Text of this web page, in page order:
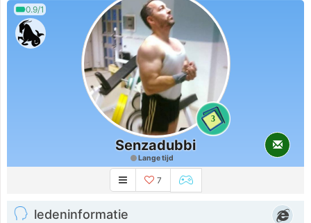
0.9/1
3
Senzadubbi
Lange tijd
7
ledeninformatie